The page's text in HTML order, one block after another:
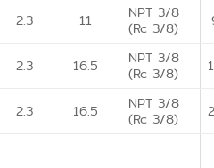
2.3 11 NPT 3/8
(Rc 3/8)
2.3 16.5 NPT 3/8
(Rc 3/8)
2.3 16.5 NPT 3/8
(Rc 3/8)